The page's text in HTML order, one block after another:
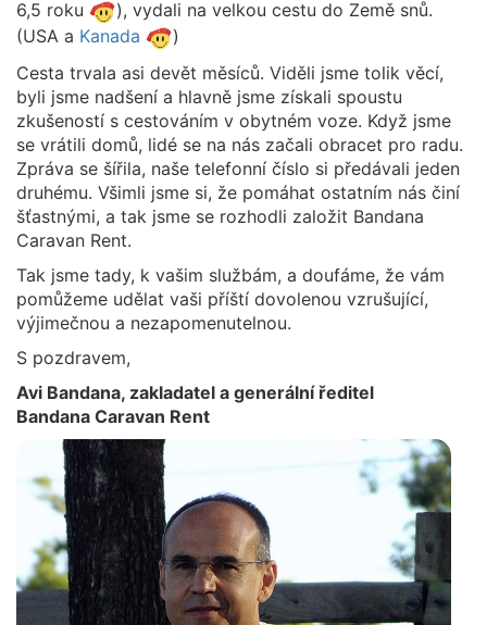
6,5 roku
), vydali na velkou cestu do Země snů.
(USA a Kanada
)
Cesta trvala asi devět měsíců. Viděli jsme tolik věcí,
byli jsme nadšení a hlavně jsme získali spoustu
zkušeností s cestováním v obytném voze. Když jsme
se vrátili domů, lidé se na nás začali obracet pro radu.
Zpráva se šířila, naše telefonní číslo si předávali jeden
druhému. Všimli jsme si, že pomáhat ostatním nás činí
šťastnými, a tak jsme se rozhodli založit Bandana
Caravan Rent.
Tak jsme tady, k vašim službám, a doufáme, že vám
pomůžeme udělat vaši příští dovolenou vzrušující,
výjimečnou a nezapomenutelnou.
S pozdravem,
Avi Bandana, zakladatel a generální ředitel
Bandana Caravan Rent